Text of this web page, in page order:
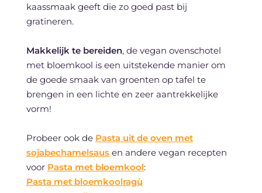
kaassmaak geeft die zo goed past bij
gratineren.
Makkelijk te bereiden, de vegan ovenschotel
met bloemkool is een uitstekende manier om
de goede smaak van groenten op tafel te
brengen in een lichte en zeer aantrekkelijke
vorm!
Probeer ook de Pasta uit de oven met
sojabechamelsausen andere vegan recepten
voor Pasta met bloemkool:
Pasta met bloemkoolragù